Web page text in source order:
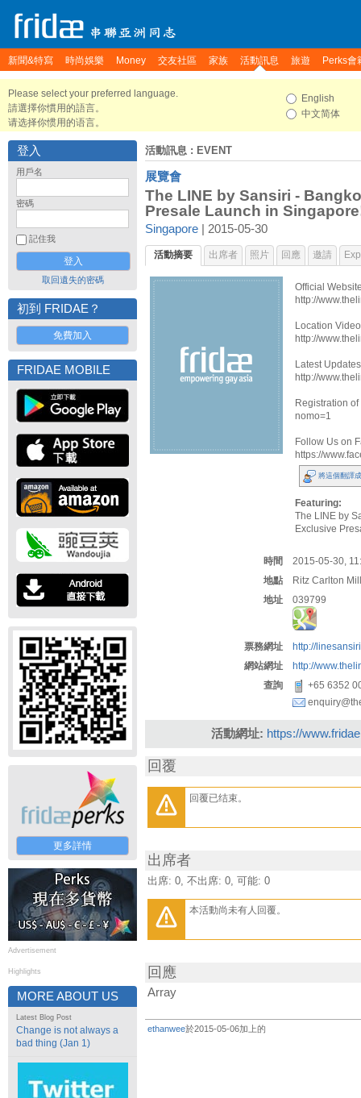
新聞&特寫 時尚娛樂 Money 交友社區 家族 活動訊息 旅遊 Perks會
Please select your preferred language.
請選擇你慣用的語言。
请选择你惯用的语言。
English
中文简体
登入
用戶名
密碼
記住我
取回遺失的密碼
初到 FRIDAE？
免費加入
FRIDAE MOBILE
更多詳情
Advertisement
Highlights
MORE ABOUT US
Latest Blog Post
Change is not always a
bad thing (Jan 1)
活動訊息 : EVENT
展覽會
The LINE by Sansiri -
Presale Launch in
Singapore | 2015-05-30
活動摘要 出席者 照片 回應 邀請
Official
http://
Location
http://
Latest
http://
Registration
nomo=1
Follow Us on
https://
將這個翻譯
Featuring:
The LINE by
Exclusive
時間
2015-05-30,
地點
Ritz Carlton
地址
039799
票務網址
http://
網站網址
http://
查詢
+65 6352
活動網址: https://
回覆
回覆已结束。
出席者
出席: 0, 不出席: 0, 可能: 0
本活動尚未有人回覆。
回應
Array
ethanwee於2015-05-06加上的